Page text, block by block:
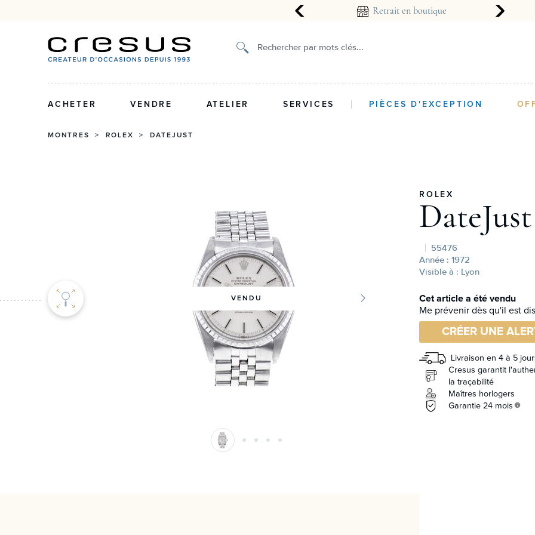
Authenticité certifiée et garantie 2 ans Retrait en boutique
Rechercher par mots clés...
ACHETER VENDRE ATELIER SERVICES PIÈCES D'EXCEPTION
MONTRES > ROLEX > DATEJUST
VENDU
ROLEX
DateJust
55476
Année : 1972
Visible à : Lyon
Cet article a été vendu
Me prévenir dès qu'il est
CRÉER UNE
Livraison en 4 à 5
Cresus garantit
la traçabilité
Maîtres horlogers
Garantie 24 mois info